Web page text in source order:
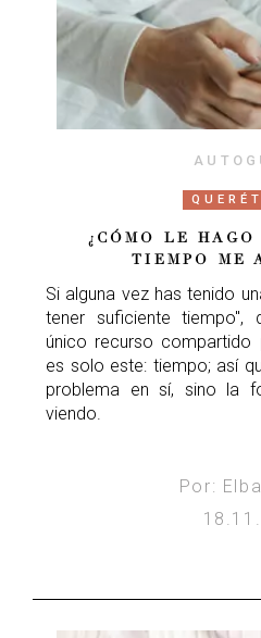
¿CÓMO LE
TIEMPO ME
Si alguna vez has tenido
tener suficiente tiempo",
único recurso compartido
es solo este: tiempo; así
problema en sí, sino la
viendo.
Por: